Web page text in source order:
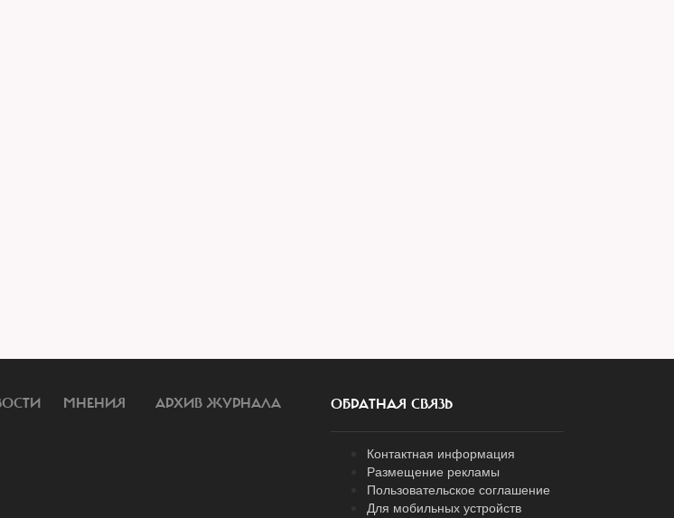
МНЕНИЯ АРХИВ ЖУРНАЛА ОБРАТНАЯ СВЯЗЬ
Контактная информация
Размещение рекламы
Пользовательское соглашение
Для мобильных устройств